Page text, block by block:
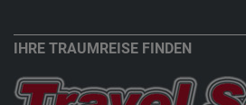
IHRE TRAUMREISE FINDEN